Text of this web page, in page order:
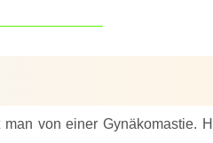
von einer Gynäkomastie.